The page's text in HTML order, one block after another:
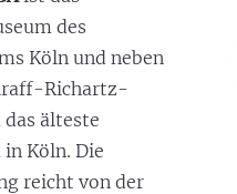
des
Köln und neben
Richartz-
älteste
Köln. Die
reicht von der